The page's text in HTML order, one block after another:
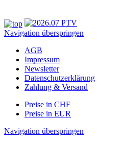
Navigation überspringen
AGB
Impressum
Newsletter
Datenschutzerklärung
Zahlung & Versand
Preise in CHF
Preise in EUR
Navigation überspringen